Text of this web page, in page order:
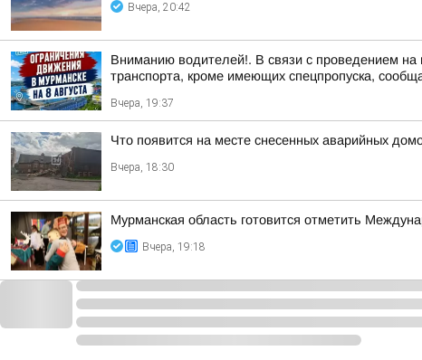
Вчера, 20:42
Вниманию водителей!. В связи с проведением на
транспорта, кроме имеющих спецпропуска,
Вчера, 19:37
Что появится на месте снесенных аварийных
Вчера, 18:30
Мурманская область готовится отметить
Вчера, 19:18